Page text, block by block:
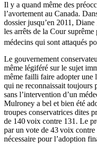
Il y a quand même des
l’avortement au Canada.
dossier jusqu’en 2011,
les arrêts de la Cour
médecins qui sont attaqués
Le gouvernement
même légiféré sur le sujet
même failli faire adopter une
qui ne reconnaissait toujours
sans l’intervention d’un
Mulroney a bel et bien été
troupes conservatrices dites
de 140 voix contre 131. Le
par un vote de 43 voix contre
nécessaire pour l’adoption